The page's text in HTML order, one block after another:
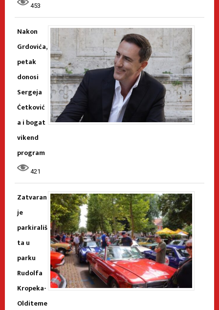
453
Nakon
Grdovića,
petak
donosi
Sergeja
Ćetković
a i bogat
vikend
program
421
Zatvaran
je
parkirališ
ta u
parku
Rudolfa
Kropeka-
Olditeme